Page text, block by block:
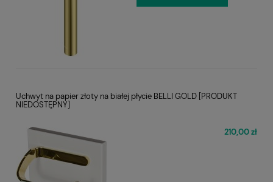
Uchwyt na papier złoty na białej płycie BELLI GOLD [PRODUKT
NIEDOSTĘPNY]
210,00 zł